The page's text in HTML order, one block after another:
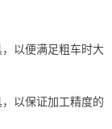
，以便满足粗车时大
以保证加工精度的